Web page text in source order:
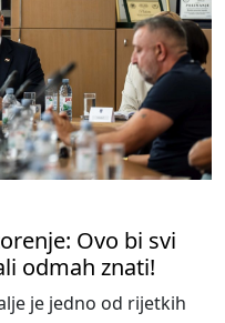
Ovo bi svi
odmah znati!
je jedno od rijetkih